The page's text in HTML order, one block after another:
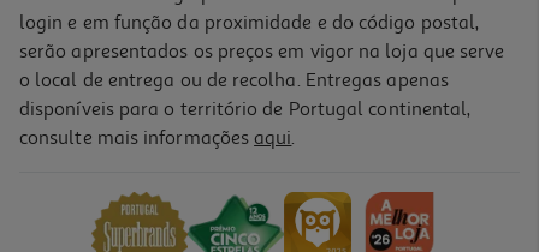
login e em função da proximidade e do código postal,
serão apresentados os preços em vigor na loja que serve
o local de entrega ou de recolha. Entregas apenas
disponíveis para o território de Portugal continental,
consulte mais informações aqui.